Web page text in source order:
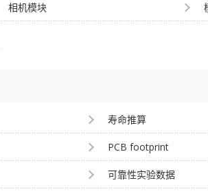
相机模块
寿命推算
PCB footprint
可靠性实验数据